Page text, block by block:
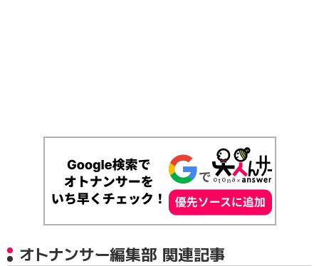
オトナンサー編集部 関連記事